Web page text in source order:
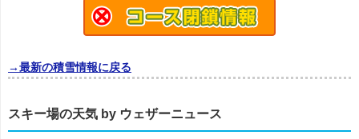
→最新の積雪情報に戻る
スキー場の天気 by ウェザーニュース